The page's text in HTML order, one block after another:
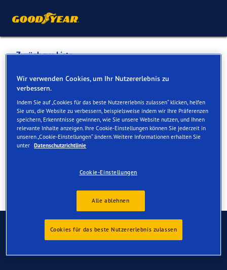
Zurück zur Liste
AUTO POZZO GMBH
Dienste online und vor Ort verfügbar
Kontakt Serviceleistungen
Kontaktieren Sie uns
Wir verwenden Cookies, um Ihr Nutzererlebnis zu
verbessern.
Indem Sie auf „Cookies für das beste Nutzererlebnis zulassen“ klicken, helfen
Sie uns, die Website zu verbessern, beispielsweise indem wir Ihre Präferenzen
speichern, Erkenntnisse gewinnen, wie Sie unsere Website nutzen, und Ihnen
relevante Inhalte anzeigen. Ihre Cookie-Einstellungen können Sie jederzeit in
unseren „Cookie-Einstellungen“ ändern. Weitere Informationen erhalten Sie
unter Datenschutzrichtlinie
Cookie-Einstellungen
Alle ablehnen
Cookies für das beste Nutzererlebnis zulassen